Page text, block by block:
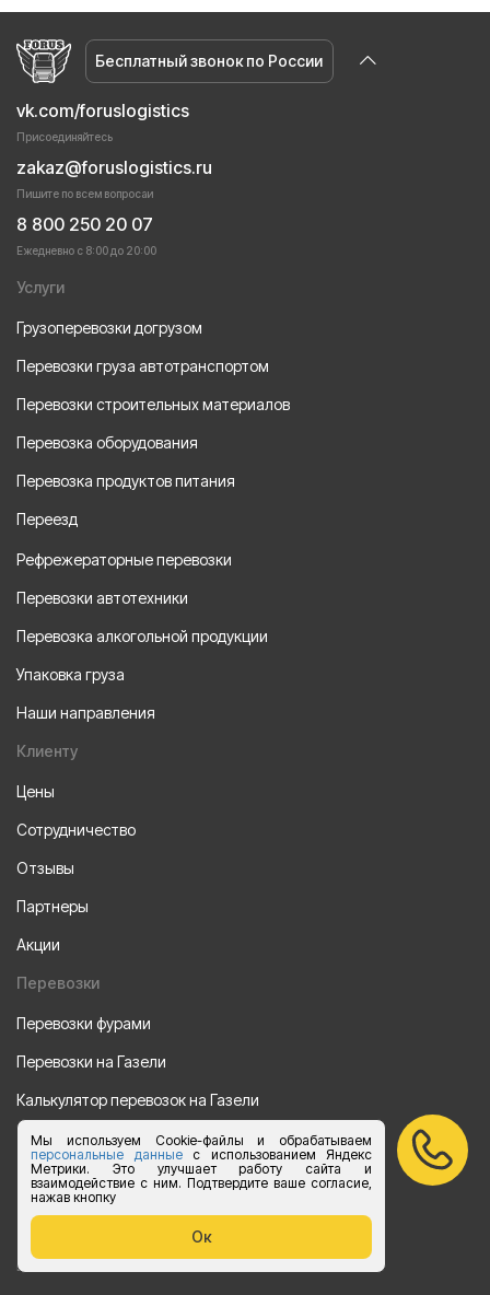
Мы используем Cookie-файлы и обрабатываем
персональные данныес использованием Яндекс
Метрики. Это улучшает работу сайта и
взаимодействие с ним. Подтвердите ваше согласие,
нажав кнопку
Ок
Бесплатный звонок по России
vk.com/foruslogistics
Присоединяйтесь
zakaz@foruslogistics.ru
Пишите по всем вопросаи
8 800 250 20 07
Ежедневно с 8:00 до 20:00
Услуги
Грузоперевозки догрузом
Перевозки груза автотранспортом
Перевозки строительных материалов
Перевозка оборудования
Перевозка продуктов питания
Переезд
Рефрежераторные перевозки
Перевозки автотехники
Перевозка алкогольной продукции
Упаковка груза
Наши направления
Клиенту
Цены
Сотрудничество
Отзывы
Партнеры
Акции
Перевозки
Перевозки фурами
Перевозки на Газели
Калькулятор перевозок на Газели
Направления
Из Санкт-Петербурга
Из Москвы
Все права защищены 2015-2026 г.